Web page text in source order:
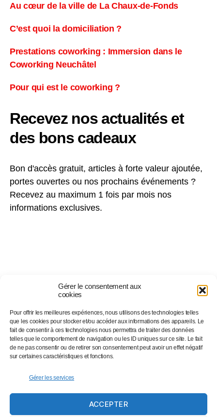
Gérer le consentement aux
cookies
Pour offrir les meilleures expériences, nous utilisons des technologies telles
que les cookies pour stocker et/ou accéder aux informations des appareils. Le
fait de consentir à ces technologies nous permettra de traiter des données
telles que le comportement de navigation ou les ID uniques sur ce site. Le fait
de ne pas consentir ou de retirer son consentement peut avoir un effet négatif
sur certaines caractéristiques et fonctions.
Gérer les services
ACCEPTER
Au cœur de la ville de La Chaux-de-Fonds
C’est quoi la domiciliation ?
Prestations coworking : Immersion dans le
Coworking Neuchâtel
Pour qui est le coworking ?
Recevez nos actualités et
des bons cadeaux
Bon d'accès gratuit, articles à forte valeur ajoutée,
portes ouvertes ou nos prochains événements ?
Recevez au maximum 1 fois par mois nos
informations exclusives.
Suivez-nous sur…
Facebook
Instagram
Twitter